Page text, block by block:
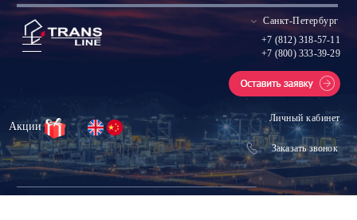
Санкт-Петербург
Заказать звонок
+7 (812) 318-57-11
+7 (800) 333-39-29
Личный кабинет
Акции